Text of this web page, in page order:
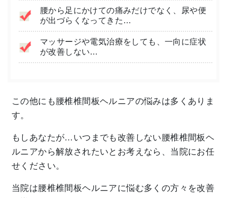
腰から足にかけての痛みだけでなく、尿や便
が出づらくなってきた…
マッサージや電気治療をしても、一向に症状
が改善しない…
この他にも腰椎椎間板ヘルニアの悩みは多くありま
す。
もしあなたが…いつまでも改善しない腰椎椎間板ヘ
ルニアから解放されたいとお考えなら、当院にお任
せください。
当院は腰椎椎間板ヘルニアに悩む多くの方々を改善